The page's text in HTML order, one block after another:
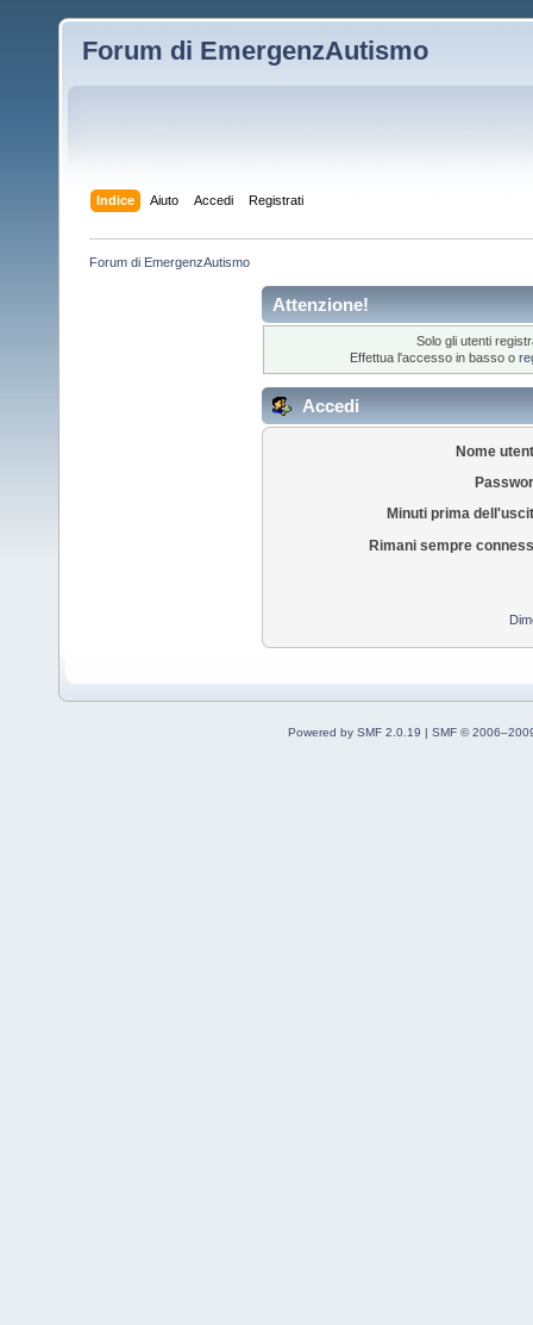
Forum di EmergenzAutismo
Indice Aiuto Accedi Registrati
Forum di EmergenzAutismo
Attenzione!
Solo gli utenti
Effettua l'accesso in basso o
Accedi
Nome
Minuti prima
Rimani sempre
Powered by SMF 2.0.19 | SMF ©